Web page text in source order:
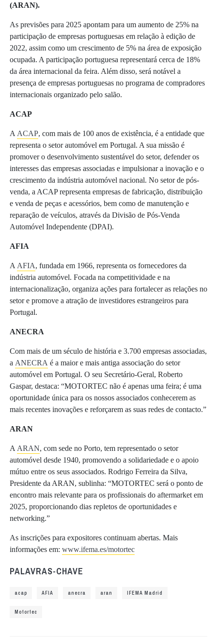
(ARAN).
As previsões para 2025 apontam para um aumento de 25% na
participação de empresas portuguesas em relação à edição de
2022, assim como um crescimento de 5% na área de exposição
ocupada. A participação portuguesa representará cerca de 18%
da área internacional da feira. Além disso, será notável a
presença de empresas portuguesas no programa de compradores
internacionais organizado pelo salão.
ACAP
A ACAP, com mais de 100 anos de existência, é a entidade que
representa o setor automóvel em Portugal. A sua missão é
promover o desenvolvimento sustentável do setor, defender os
interesses das empresas associadas e impulsionar a inovação e o
crescimento da indústria automóvel nacional. No setor de pós-
venda, a ACAP representa empresas de fabricação, distribuição
e venda de peças e acessórios, bem como de manutenção e
reparação de veículos, através da Divisão de Pós-Venda
Automóvel Independente (DPAI).
AFIA
A AFIA, fundada em 1966, representa os fornecedores da
indústria automóvel. Focada na competitividade e na
internacionalização, organiza ações para fortalecer as relações no
setor e promove a atração de investidores estrangeiros para
Portugal.
ANECRA
Com mais de um século de história e 3.700 empresas associadas,
a ANECRA é a maior e mais antiga associação do setor
automóvel em Portugal. O seu Secretário-Geral, Roberto
Gaspar, destaca: “MOTORTEC não é apenas uma feira; é uma
oportunidade única para os nossos associados conhecerem as
mais recentes inovações e reforçarem as suas redes de contacto.”
ARAN
A ARAN, com sede no Porto, tem representado o setor
automóvel desde 1940, promovendo a solidariedade e o apoio
mútuo entre os seus associados. Rodrigo Ferreira da Silva,
Presidente da ARAN, sublinha: “MOTORTEC será o ponto de
encontro mais relevante para os profissionais do aftermarket em
2025, proporcionando dias repletos de oportunidades e
networking.”
As inscrições para expositores continuam abertas. Mais
informações em: www.ifema.es/motortec
PALAVRAS-CHAVE
acap AFIA anecra aran IFEMA Madrid
Motortec